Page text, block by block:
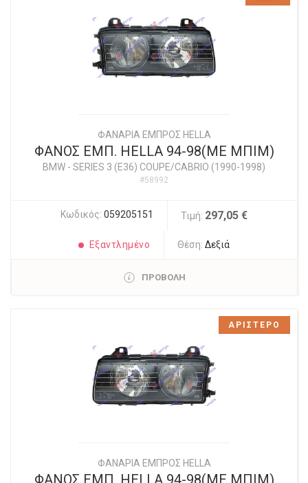
ΦΑΝΑΡΙΑ ΕΜΠΡΟΣ HELLA
ΦΑΝΟΣ ΕΜΠ. HELLA 94-98(ΜΕ ΜΠΙΜ)
BMW - SERIES 3 (E36) COUPE/CABRIO (1990-1998)
#58992
Κωδικός: 059205151 Τιμή: 297,05 €
Εξαντλημένο Θέση:Δεξιά
ΠΡΟΒΟΛΗ
ΦΑΝΑΡΙΑ ΕΜΠΡΟΣ HELLA
ΦΑΝΟΣ ΕΜΠ. HELLA 94-98(ΜΕ ΜΠΙΜ)
ΑΡΙΣΤΕΡΟ